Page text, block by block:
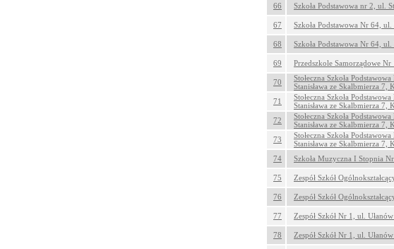
66 Szkoła Podstawowa nr 2, ul.
67 Szkoła Podstawowa Nr 64,
68 Szkoła Podstawowa Nr 64,
69 Przedszkole Samorządowe
70
Stołeczna Szkoła
Stanisława ze Skalbmierza 7,
71
Stołeczna Szkoła
Stanisława ze Skalbmierza 7,
72
Stołeczna Szkoła
Stanisława ze Skalbmierza 7,
73
Stołeczna Szkoła
Stanisława ze Skalbmierza 7,
74 Szkoła Muzyczna I Stopnia
75 Zespół Szkół
76 Zespół Szkół
77 Zespół Szkół Nr 1, ul.
78 Zespół Szkół Nr 1, ul.